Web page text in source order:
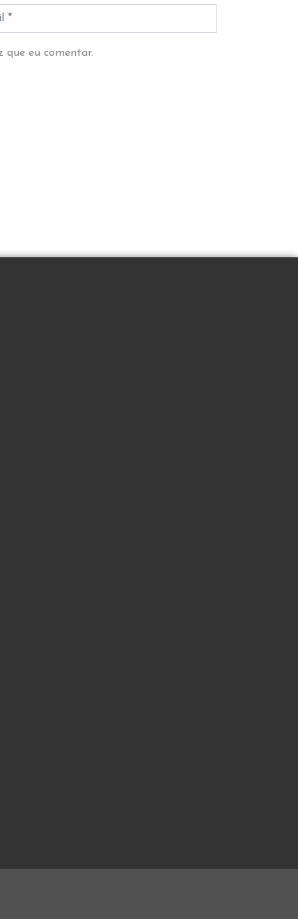
que eu comentar.